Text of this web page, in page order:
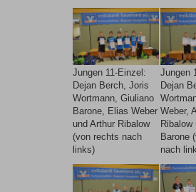
Jungen 11-Einzel:
Dejan Berch, Joris
Wortmann, Giuliano
Barone, Elias Weber
und Arthur Ribalow
(von rechts nach
links)
Jungen
Dejan
Weber,
Ribalow
Barone
nach